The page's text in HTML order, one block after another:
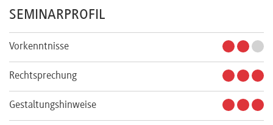
SEMINARPROFIL
Vorkenntnisse
Rechtsprechung
Gestaltungshinweise